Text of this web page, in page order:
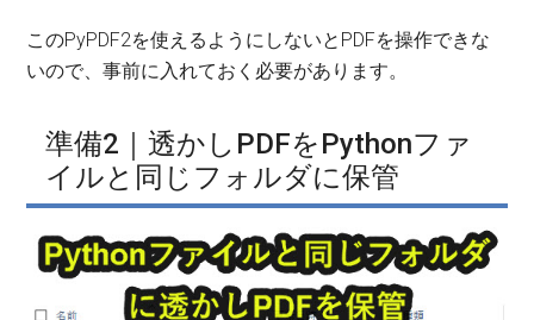
このPyPDF2を使えるようにしないとPDFを操作できな
いので、事前に入れておく必要があります。
準備2｜透かしPDFをPythonファ
イルと同じフォルダに保管